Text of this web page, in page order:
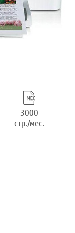
3000
стр./мес.